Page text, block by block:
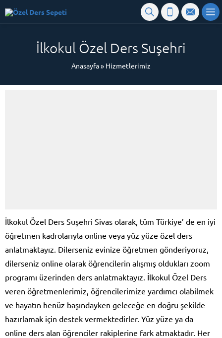
İlkokul Özel Ders Suşehri
Anasayfa» Hizmetlerimiz
İlkokul Özel Ders Suşehri Sivas olarak, tüm Türkiye’ de en iyi
öğretmen kadrolarıyla online veya yüz yüze özel ders
anlatmaktayız. Dilerseniz evinize öğretmen gönderiyoruz,
dilerseniz online olarak öğrencilerin alışmış oldukları zoom
programı üzerinden ders anlatmaktayız. İlkokul Özel Ders
veren öğretmenlerimiz, öğrencilerimize yardımcı olabilmek
ve hayatın henüz başındayken geleceğe en doğru şekilde
hazırlamak için destek vermektedirler. Yüz yüze ya da
online ders alan öğrenciler rakiplerine fark atmaktadır. Her